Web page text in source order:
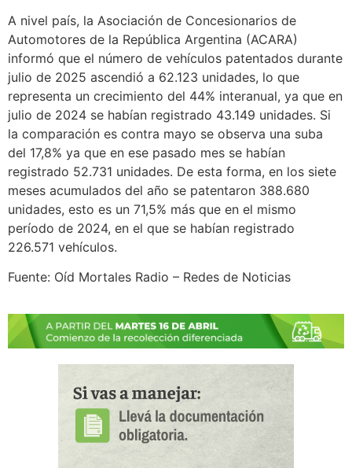
A nivel país, la Asociación de Concesionarios de
Automotores de la República Argentina (ACARA)
informó que el número de vehículos patentados durante
julio de 2025 ascendió a 62.123 unidades, lo que
representa un crecimiento del 44% interanual, ya que en
julio de 2024 se habían registrado 43.149 unidades. Si
la comparación es contra mayo se observa una suba
del 17,8% ya que en ese pasado mes se habían
registrado 52.731 unidades. De esta forma, en los siete
meses acumulados del año se patentaron 388.680
unidades, esto es un 71,5% más que en el mismo
período de 2024, en el que se habían registrado
226.571 vehículos.
Fuente: Oíd Mortales Radio – Redes de Noticias